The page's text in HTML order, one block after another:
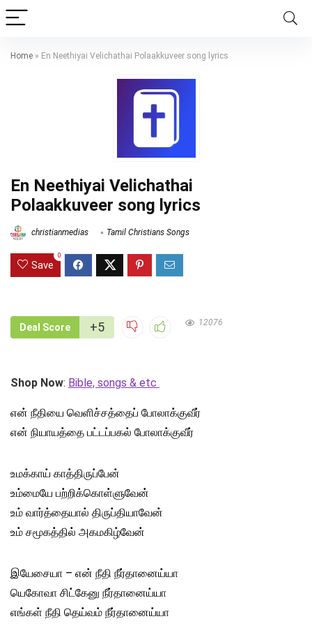
Home » En Neethiyai Velichathai Polaakkuveer song lyrics
En Neethiyai Velichathai
Polaakkuveer song lyrics
christianmedias Tamil Christians Songs
Save
0
Deal Score +5 12076
Shop Now: Bible, songs & etc
என் நீதியை வெளிச்சத்தைப் போலாக்குவீர்
என் நியாயத்தை பட்டப்பகல் போலாக்குவீர்
உமக்காய் காத்திருப்பேன்
உம்மையே பற்றிக்கொள்ளுவேன்
உம் வார்த்தையால் திருப்தியாவேன்
உம் சமூகத்தில் அகமகிழ்வேன்
இயேசையா – என் நீதி நீர்தானைய்யா
யெகோவா சிட்கேனு நீர்தானைய்யா
எங்கள் நீதி தெய்வம் நீர்தானைய்யா